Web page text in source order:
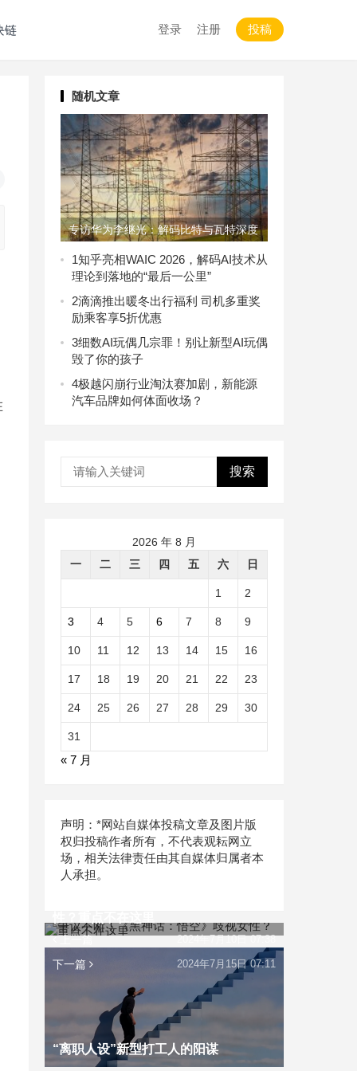
链 登录 注册 投稿
随机文章
专访华为李继光：解码比特与瓦特深度
融合的智慧电力“华为方案”
1知乎亮相WAIC 2026，解码AI技术从
理论到落地的“最后一公里”
2滴滴推出暖冬出行福利 司机多重奖
励乘客享5折优惠
3细数AI玩偶几宗罪！别让新型AI玩偶
毁了你的孩子
4极越闪崩行业淘汰赛加剧，新能源
汽车品牌如何体面收场？
搜索
2026 年 8 月
一
二 三 四 五 六 日
1 2
3 4 5 6 7 8 9
10 11 12 13 14 15 16
17 18 19 20 21 22 23
24 25 26 27 28 29 30
31
« 7 月
声明：*网站自媒体投稿文章及图片版
权归投稿作者所有，不代表观耘网立
场，相关法律责任由其自媒体归属者本
人承担。
上一篇 2024年7月10日 07:38
下一篇
“离职人设”新型打工人的阳谋
2024年7月15日 07:11